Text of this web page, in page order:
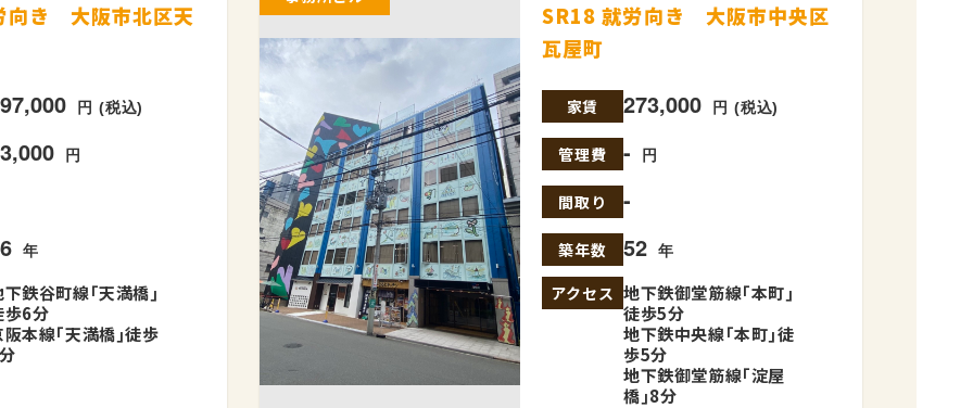
向き 大阪市北区天
円 (税込)
円
年
下鉄谷町線｢天満橋｣
歩6分
阪本線｢天満橋｣徒歩
SR18 就労向き 大阪市中央区
瓦屋町
家賃 273,000 円 (税込)
管理費 - 円
間取り -
築年数 52 年
アクセス 地下鉄御堂筋線｢本町｣
徒歩5分
地下鉄中央線｢本町｣徒
歩5分
地下鉄御堂筋線｢淀屋
橋｣8分